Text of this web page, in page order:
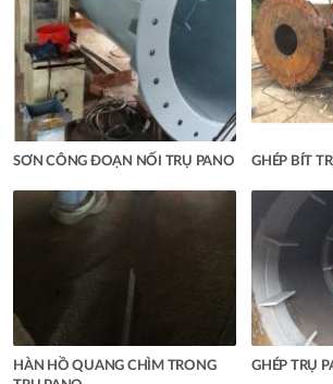
SƠN CÔNG ĐOẠN NỐI TRỤ PANO GHÉP BÍT
HÀN HỒ QUANG CHÌM TRONG
GHÉP TRỤ